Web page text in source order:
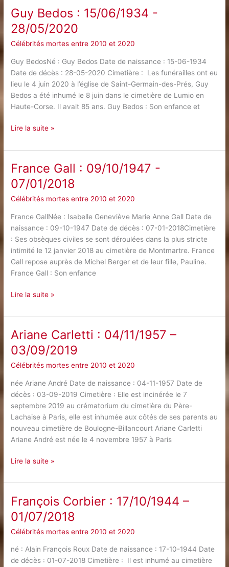
07/06/1953
–
16/07/2019
Guy‌ ‌Bedos‌ ‌:‌ ‌15/06/1934‌ ‌-‌
‌28/05/2020‌
Célébrités mortes entre 2010 et 2020
Guy BedosNé : Guy Bedos Date de naissance : 15-06-1934
Date de décès : 28-05-2020 Cimetière : Les funérailles ont eu
lieu le 4 juin 2020 à l’église de Saint-Germain-des-Prés, Guy
Bedos a été inhumé le 8 juin dans le cimetière de Lumio en
Haute-Corse. Il avait 85 ans. Guy Bedos : Son enfance et
Guy‌
‌:‌
‌15/06/1934‌
‌-‌
‌28/05/2020‌
Lire la suite »
France‌ ‌Gall‌ ‌:‌ ‌09/10/1947‌ ‌-‌
‌07/01/2018‌
Célébrités mortes entre 2010 et 2020
France GallNée : Isabelle Geneviève Marie Anne Gall Date de
naissance : 09-10-1947 Date de décès : 07-01-2018Cimetière
: Ses obsèques civiles se sont déroulées dans la plus stricte
intimité le 12 janvier 2018 au cimetière de Montmartre. France
Gall repose auprès de Michel Berger et de leur fille, Pauline.
France Gall : Son enfance
France‌
‌:‌
‌-‌
‌07/01/2018‌
Lire la suite »
Ariane Carletti : 04/11/1957 –
03/09/2019
Célébrités mortes entre 2010 et 2020
née Ariane André Date de naissance : 04-11-1957 Date de
décès : 03-09-2019 Cimetière : Elle est incinérée le 7
septembre 2019 au crématorium du cimetière du Père-
Lachaise à Paris, elle est inhumée aux côtés de ses parents au
nouveau cimetière de Boulogne-Billancourt Ariane Carletti
Ariane André est née le 4 novembre 1957 à Paris
Ariane
:
–
03/09/2019
Lire la suite »
François Corbier : 17/10/1944 –
01/07/2018
Célébrités mortes entre 2010 et 2020
né : Alain François Roux Date de naissance : 17-10-1944 Date
de décès : 01-07-2018 Cimetière : Il est inhumé au cimetière